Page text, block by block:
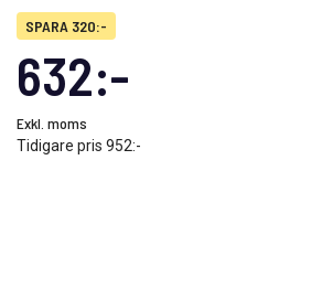
SPARA 320:-
632:-
Exkl. moms
Tidigare pris 952:-